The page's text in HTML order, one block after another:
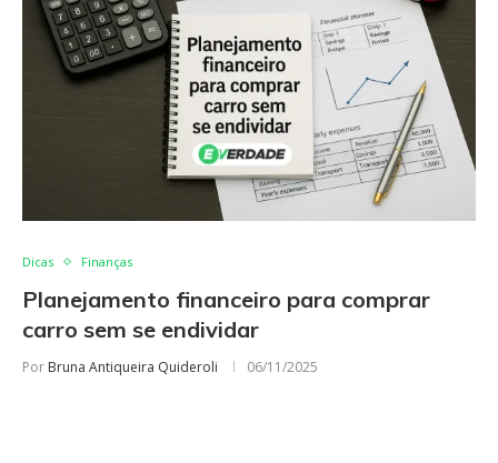
Dicas Finanças
Planejamento financeiro para comprar
carro sem se endividar
Por Bruna Antiqueira Quideroli 06/11/2025